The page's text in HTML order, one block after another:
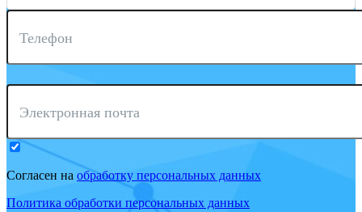
Телефон
Электронная почта
Согласен на обработку персональных данных
Политика обработки персональных данных